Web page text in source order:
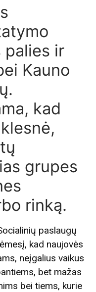
palies ir
Kauno
kad
grupes
rinką.
paslaugų
kad naujovės
neįgalius vaikus
bet mažas
bei tiems, kurie